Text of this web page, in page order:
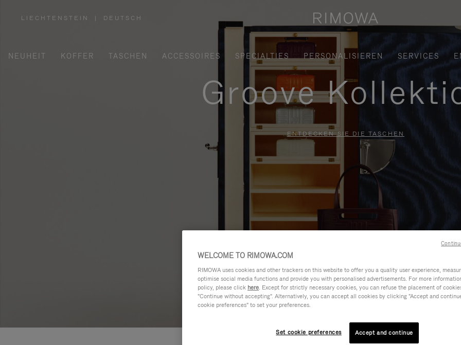
LIECHTENSTEIN
,
AUS
| DEUTSCH
NEUHEIT KOFFER TASCHEN ACCESSOIRES SPECIALTIES PERSONALISIEREN SERVICES
Groove
ENTDECKEN SIE DIE TASCHEN
WELCOME TO RIMOWA.COM
RIMOWA uses cookies and other trackers on this website to offer you a quality user experience,
optimise social media functions and provide you with personalised advertisements. For more
policy, please click here. Except for strictly necessary cookies, you can refuse the placement of
"Continue without accepting". Alternatively, you can accept all cookies by clicking "Accept and
cookie preferences" to set your preferences.
Set cookie preferences Accept and continue